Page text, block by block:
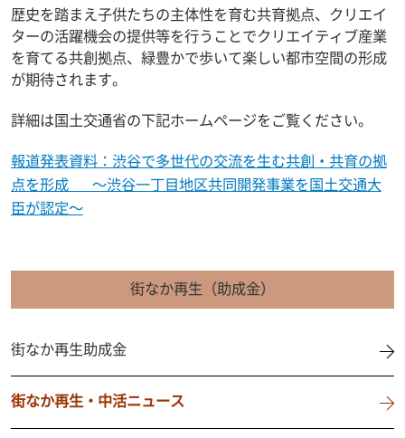
歴史を踏まえ子供たちの主体性を育む共育拠点、クリエイ
ターの活躍機会の提供等を行うことでクリエイティブ産業
を育てる共創拠点、緑豊かで歩いて楽しい都市空間の形成
が期待されます。
詳細は国土交通省の下記ホームページをご覧ください。
報道発表資料：渋谷で多世代の交流を生む共創・共育の拠
点を形成 ～渋谷一丁目地区共同開発事業を国土交通大
臣が認定～
街なか再生（助成金）
街なか再生助成金
街なか再生・中活ニュース